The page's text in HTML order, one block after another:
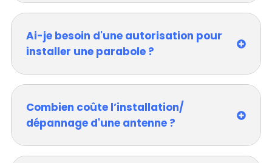
Ai-je besoin d'une autorisation pour
installer une parabole ?
Combien coûte l’installation/
dépannage d'une antenne ?